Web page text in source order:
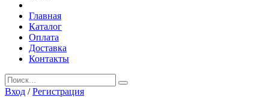
Главная
Каталог
Оплата
Доставка
Контакты
Вход /Регистрация